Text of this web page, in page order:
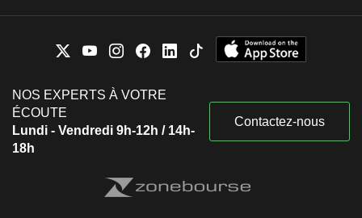
NOS EXPERTS À VOTRE
ÉCOUTE
Lundi - Vendredi 9h-12h / 14h-
18h
Contactez-nous